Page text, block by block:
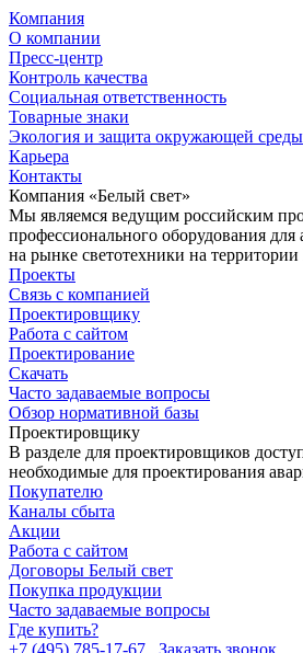
Компания
О компании
Пресс-центр
Контроль качества
Социальная ответственность
Товарные знаки
Экология и защита окружающей среды
Карьера
Контакты
Компания «Белый свет»
Мы являемся ведущим российским
профессионального оборудования
на рынке светотехники на
Проекты
Связь с компанией
Проектировщику
Работа с сайтом
Проектирование
Скачать
Часто задаваемые вопросы
Обзор нормативной базы
Проектировщику
В разделе для проектировщиков
необходимые для проектирования
Покупателю
Каналы сбыта
Акции
Работа с сайтом
Договоры Белый свет
Покупка продукции
Часто задаваемые вопросы
Где купить?
+7 (495) 785-17-67
Заказать звонок